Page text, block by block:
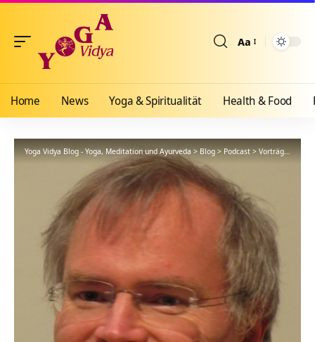
Aa
Home News Yoga & Spiritualität Health & Food
Yoga Vidya Blog - Yoga, Meditation und Ayurveda > Blog > Podcast >Vorträge >